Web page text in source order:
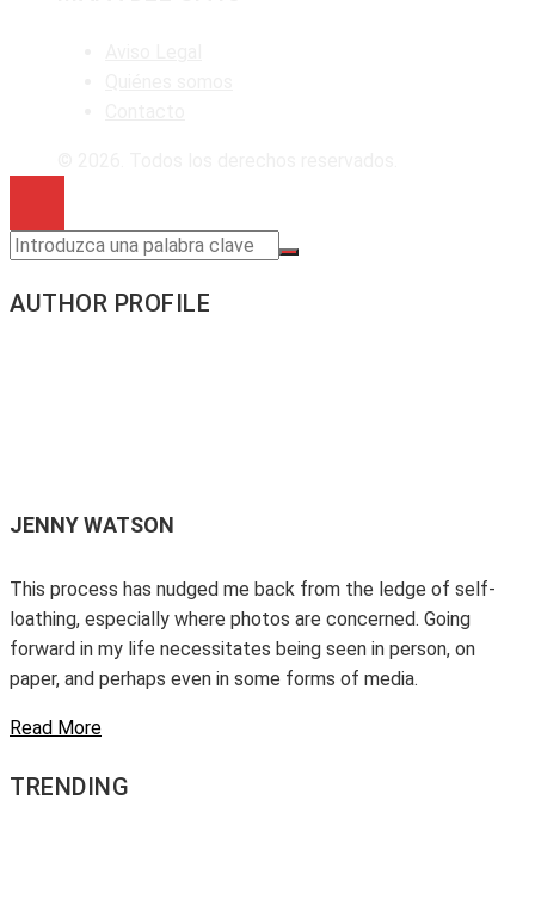
AUTHOR PROFILE
JENNY WATSON
This process has nudged me back from the ledge of self-
loathing, especially where photos are concerned. Going
forward in my life necessitates being seen in person, on
paper, and perhaps even in some forms of media.
Read More
TRENDING